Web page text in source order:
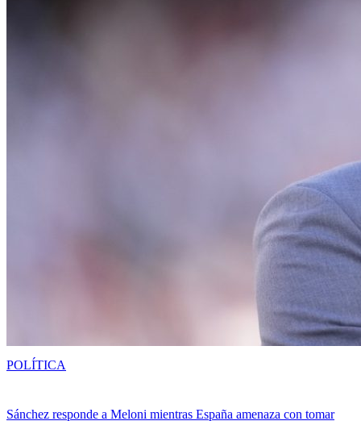
Sánchez responde a Meloni mientras España amenaza con tomar
POLÍTICA